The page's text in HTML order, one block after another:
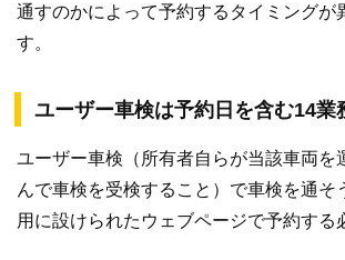
通すのかによって予約するタイミングが
す。
ユーザー車検は予約日を含む14業
ユーザー車検（所有者自らが当該車両を
んで車検を受検すること）で車検を通そ
用に設けられたウェブページで予約する